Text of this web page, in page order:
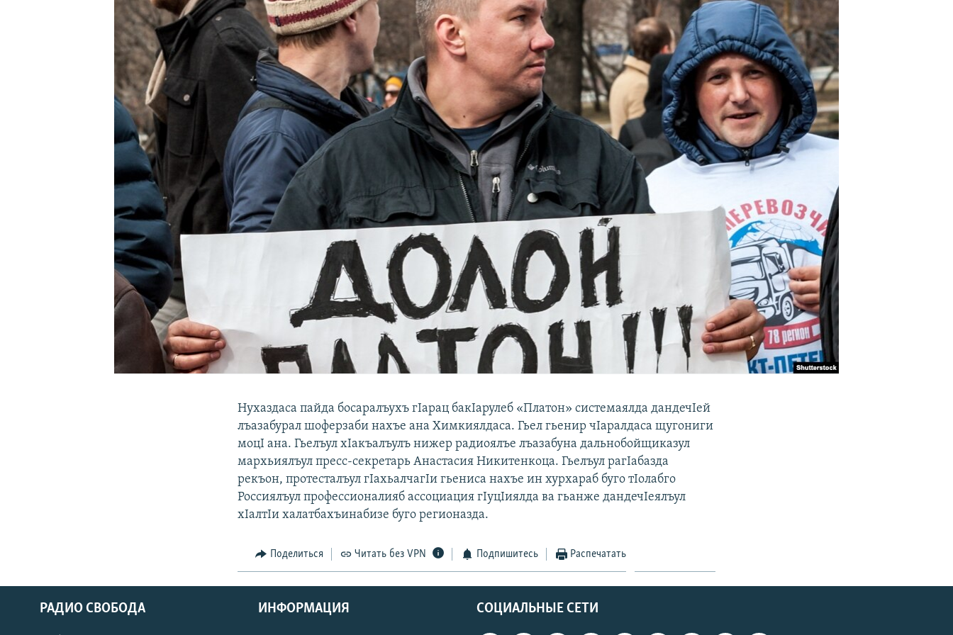
ПОДПИШИТЕСЬ НА РАССЫЛКУ
Нухаздаса пайда босаралъухъ гIарац бакIарулеб «Платон» системаялда дандечIей
лъазабурал шоферзаби нахъе ана Химкиялдаса. Гьел гьенир чIаралдаса щугониги
моцI ана. Гьелъул хIакъалъулъ нижер радиоялъе лъазабуна дальнобойщиказул
мархьиялъул пресс-секретарь Анастасия Никитенкоца. Гьелъул рагIабазда
рекъон, протесталъул гIахьалчагIи гьениса нахъе ин хурхараб буго тIолабго
Россиялъул профессионалияб ассоциация гIуцIиялда ва гьанже дандечIеялъул
хIалтIи халатбахъинабизе буго регионазда.
Поделиться Читать без VPN Подпишитесь Распечатать
СОЦИАЛЬНЫЕ СЕТИ
РАДИО СВОБОДА ИНФОРМАЦИЯ